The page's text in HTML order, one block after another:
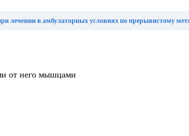
условиях по прерывистому методу в отдельных случаях (сложные манипуляции, процедуры) листок нетрудоспособности, выдается по решению __________ на дни
от него мышцами